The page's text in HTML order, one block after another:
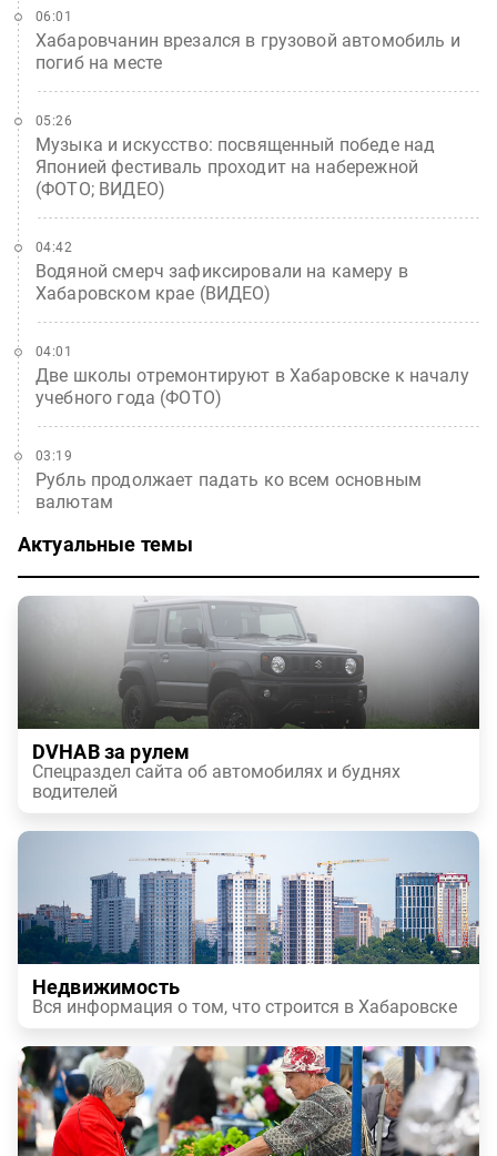
Хабаровчанин врезался в грузовой автомобиль и
погиб на месте
06:01
Музыка и искусство: посвященный победе над
Японией фестиваль проходит на набережной
(ФОТО; ВИДЕО)
05:26
Водяной смерч зафиксировали на камеру в
Хабаровском крае (ВИДЕО)
04:42
Две школы отремонтируют в Хабаровске к началу
учебного года (ФОТО)
04:01
Рубль продолжает падать ко всем основным
валютам
03:19
Актуальные темы
DVHAB за рулем
Спецраздел сайта об автомобилях и буднях
водителей
Недвижимость
Вся информация о том, что строится в Хабаровске